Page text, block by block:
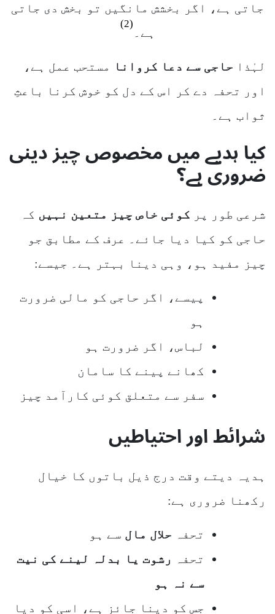
جاتی ہے، اگر بخشش مانگیں تو بخش دی جاتی
ہے۔
(2)
لہٰذا حاجی سے دعا کروانا
مستحب عمل ہے،
اور تحفہ دے کر اس کے دل کو خوش کرنا باعثِ
ثواب ہے۔
کیا ہدیے میں مخصوص چیز دینی
ضروری ہے؟
شرعی طور پر کوئی خاص چیز متعین نہیں کہ
حاجی کو کیا دیا جائے۔ عرف کے مطابق جو
چیز مفید ہو، وہی دینا بہتر ہے۔ جیسے:
پیسے، اگر حاجی کو مالی ضرورت
ہو
لباس، اگر ضرورت ہو
کھانے پینے کا سامان
سفر سے متعلق کوئی کارآمد چیز
شرائط اور احتیاطیں
ہدیہ دیتے وقت درج ذیل باتوں کا خیال
رکھنا ضروری ہے:
تحفہ حلال مال سے ہو
تحفہ
رشوت یا بدلہ لینے کی نیت
سے نہ ہو
جس کو دینا جائز ہے، اسی کو دیا